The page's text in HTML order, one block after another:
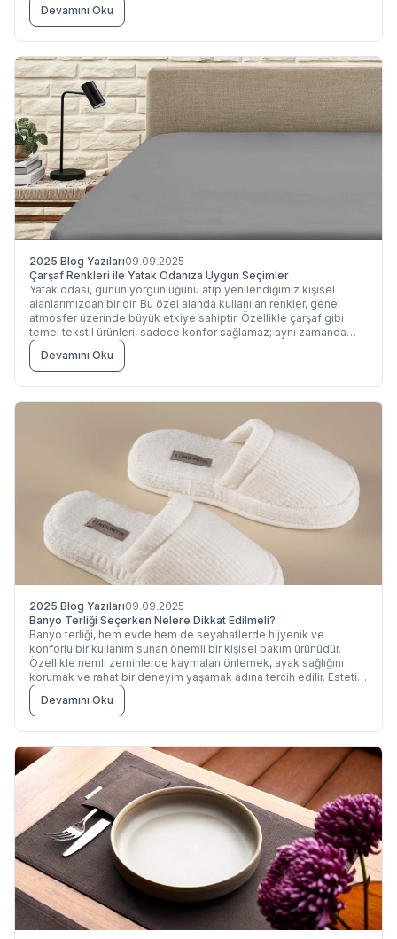
toparlayarak mekânlarda daha fazla alan yaratır, aynı zamanda
evinizin estetik bütünlüğünü tamamlar.
Devamını Oku
2025 Blog Yazıları09.09.2025
Çarşaf Renkleri ile Yatak Odanıza Uygun Seçimler
Yatak odası, günün yorgunluğunu atıp yenilendiğimiz kişisel
alanlarımızdan biridir. Bu özel alanda kullanılan renkler, genel
atmosfer üzerinde büyük etkiye sahiptir. Özellikle çarşaf gibi
temel tekstil ürünleri, sadece konfor sağlamaz; aynı zamanda
dekoratif bir bütünlüğün de parçasıdır. Doğru çarşaf rengi
seçimiyle yatak odanızda dingin, enerjik ya da romantik bir
atmosfer yaratabilirsiniz.
Devamını Oku
2025 Blog Yazıları09.09.2025
Banyo Terliği Seçerken Nelere Dikkat Edilmeli?
Banyo terliği, hem evde hem de seyahatlerde hijyenik ve
konforlu bir kullanım sunan önemli bir kişisel bakım ürünüdür.
Özellikle nemli zeminlerde kaymaları önlemek, ayak sağlığını
korumak ve rahat bir deneyim yaşamak adına tercih edilir. Estetik
açıdan da banyo tekstiliyle uyum sağlayan terlikler, banyolarda
tamamlayıcı bir unsur olarak öne çıkar.
Devamını Oku